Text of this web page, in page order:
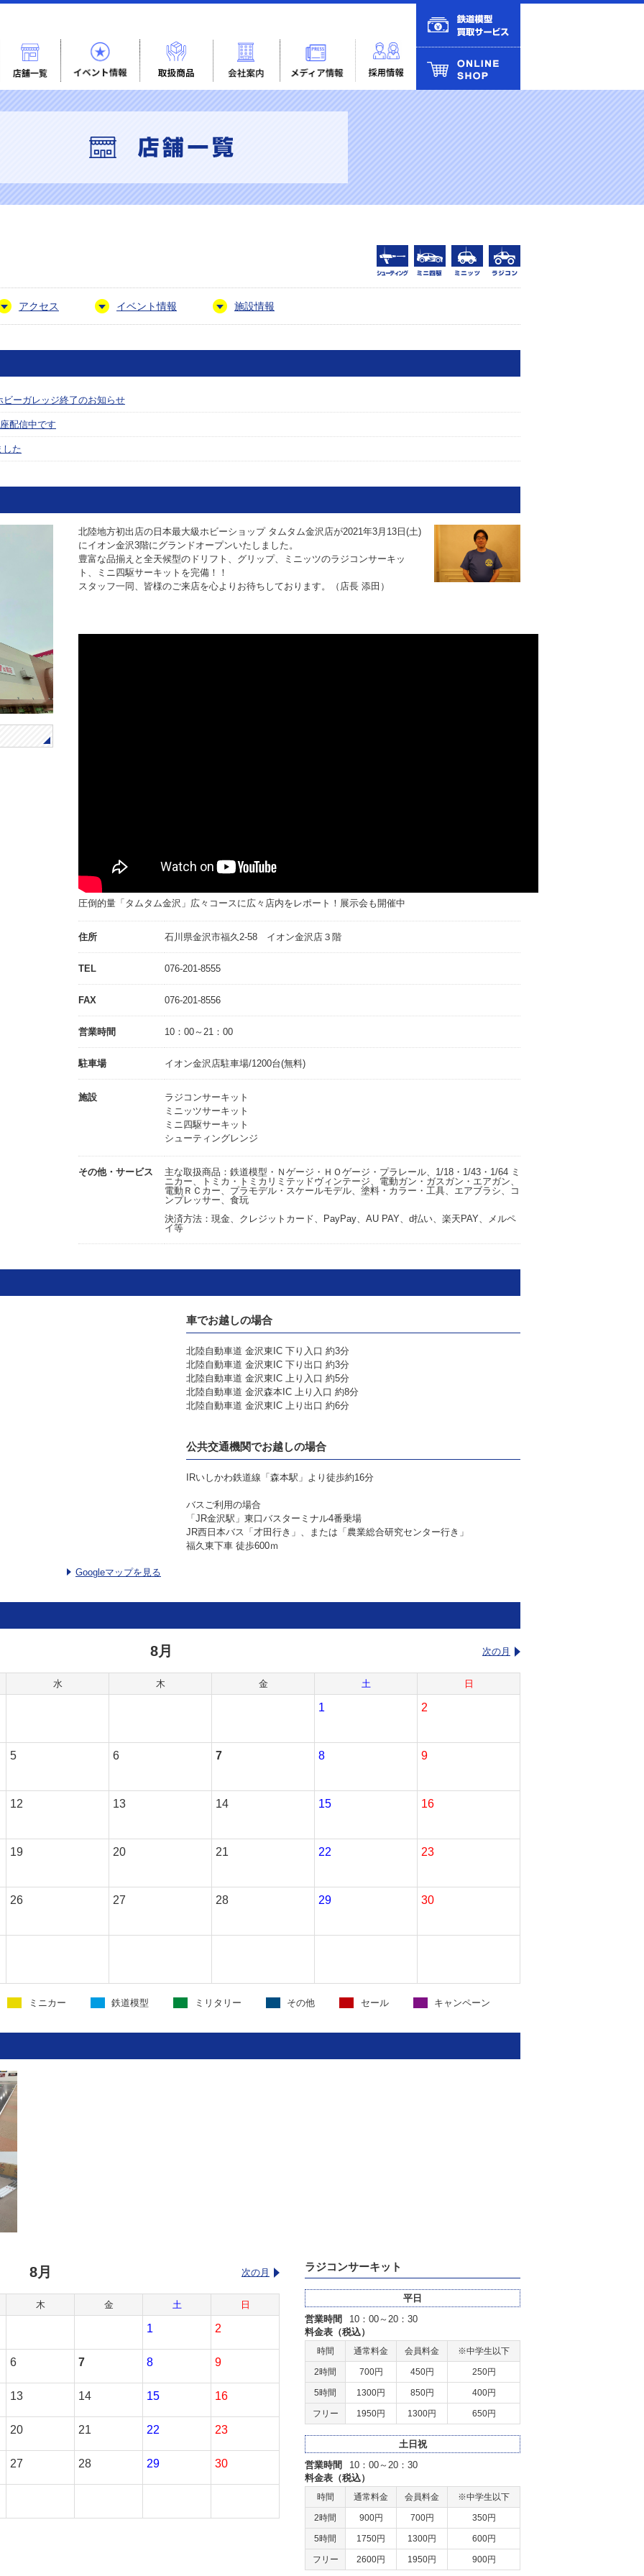
アクセス イベント情報 施設情報
ーガレッジ終了のお知らせ
配信中です
した
北陸地方初出店の日本最大級ホビーショップ タムタム金沢店が2021年3月13日(土)
にイオン金沢3階にグランドオープンいたしました。
豊富な品揃えと全天候型のドリフト、グリップ、ミニッツのラジコンサーキッ
ト、ミニ四駆サーキットを完備！！
スタッフ一同、皆様のご来店を心よりお待ちしております。（店長 添田）
圧倒的量「タムタム金沢」広々コースに広々店内をレポート！展示会も開催中
住所 石川県金沢市福久2-58 イオン金沢店３階
TEL 076-201-8555
FAX 076-201-8556
営業時間 10：00～21：00
駐車場 イオン金沢店駐車場/1200台(無料)
施設
ラジコンサーキット
ミニッツサーキット
ミニ四駆サーキット
シューティングレンジ
その他・サービス
主な取扱商品：鉄道模型・Ｎゲージ・ＨＯゲージ・プラレール、1/18・1/43・1/64 ミ
ニカー、トミカ・トミカリミテッドヴィンテージ、電動ガン・ガスガン・エアガン、
電動ＲＣカー、プラモデル・スケールモデル、塗料・カラー・工具、エアブラシ、コ
ンプレッサー、食玩
決済方法：現金、クレジットカード、PayPay、AU PAY、d払い、楽天PAY、メルペ
イ等
Googleマップを見る
車でお越しの場合
北陸自動車道 金沢東IC 下り入口 約3分
北陸自動車道 金沢東IC 下り出口 約3分
北陸自動車道 金沢東IC 上り入口 約5分
北陸自動車道 金沢森本IC 上り入口 約8分
北陸自動車道 金沢東IC 上り出口 約6分
公共交通機関でお越しの場合
IRいしかわ鉄道線「森本駅」より徒歩約16分
バスご利用の場合
「JR金沢駅」東口バスターミナル4番乗場
JR西日本バス「才田行き」、または「農業総合研究センター行き」
福久東下車 徒歩600ｍ
8月 次の月
水 木 金 土 日
1 2
5 6 7 8 9
12 13 14 15 16
19 20 21 22 23
26 27 28 29 30
ミニカー 鉄道模型 ミリタリー その他 セール キャンペーン
ラジコンサーキット
平日
営業時間
10：00～20：30
料金表（税込）
時間 通常料金 会員料金 ※中学生以下
2時間 700円 450円 250円
5時間 1300円 850円 400円
フリー 1950円 1300円 650円
土日祝
営業時間
10：00～20：30
料金表（税込）
時間 通常料金 会員料金 ※中学生以下
2時間 900円 700円 350円
5時間 1750円 1300円 600円
フリー 2600円 1950円 900円
8月 次の月
木 金 土 日
1 2
6 7 8 9
13 14 15 16
20 21 22 23
27 28 29 30